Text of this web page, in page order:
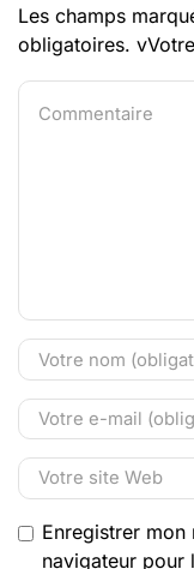
Les champs
obligatoires.
Enregistrer
navigateur pour